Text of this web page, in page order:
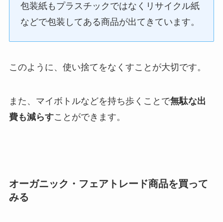
包装紙もプラスチックではなくリサイクル紙
などで包装してある商品が出てきています。
このように、使い捨てをなくすことが大切です。
また、マイボトルなどを持ち歩くことで無駄な出
費も減らすことができます。
オーガニック・フェアトレード商品を買って
みる